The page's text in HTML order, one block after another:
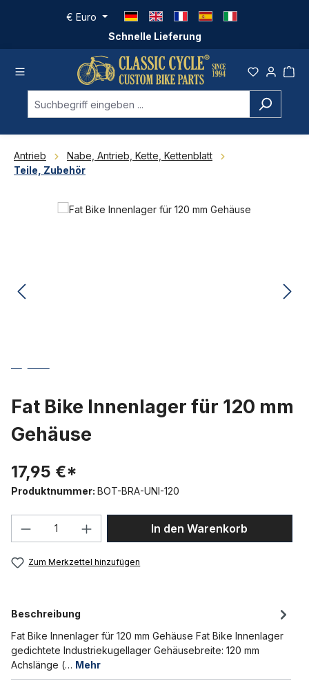
Zum Hauptinhalt springen
Schnelle Lieferung
€ Euro
Antrieb
Nabe, Antrieb, Kette, Kettenblatt
Teile, Zubehör
Bildergalerie überspringen
Fat Bike Innenlager für 120 mm
Gehäuse
17,95 €*
Produktnummer: BOT-BRA-UNI-120
Produkt Anzahl: Gib den gewünschten
In den Warenkorb
Zum Merkzettel hinzufügen
Beschreibung
Fat Bike Innenlager für 120 mm Gehäuse Fat Bike Innenlager
gedichtete Industriekugellager Gehäusebreite: 120 mm
Achslänge (… Mehr